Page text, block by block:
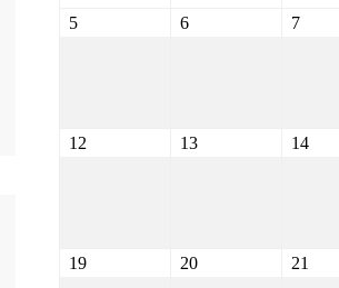
5 6 7
12 13 14
19 20 21